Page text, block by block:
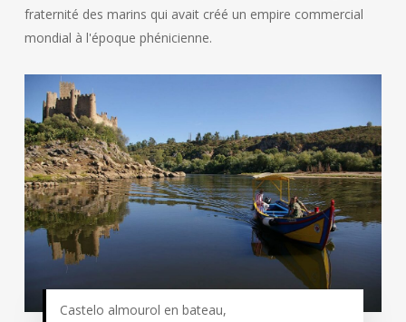
fraternité des marins qui avait créé un empire commercial
mondial à l'époque phénicienne.
Castelo almourol en bateau,